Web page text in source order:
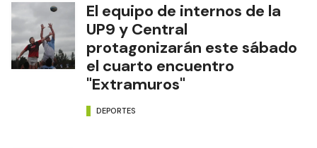
El equipo de internos de la
UP9 y Central
protagonizarán este sábado
el cuarto encuentro
"Extramuros"
DEPORTES